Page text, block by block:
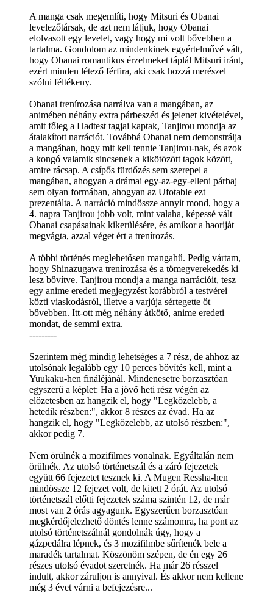
A manga csak megemlíti, hogy Mitsuri és Obanai
levelezőtársak, de azt nem látjuk, hogy Obanai
elolvasott egy levelet, vagy hogy mi volt bővebben a
tartalma. Gondolom az mindenkinek egyértelművé vált,
hogy Obanai romantikus érzelmeket táplál Mitsuri iránt,
ezért minden létező férfira, aki csak hozzá merészel
szólni féltékeny.
Obanai trenírozása narrálva van a mangában, az
animében néhány extra párbeszéd és jelenet kivételével,
amit főleg a Hadtest tagjai kaptak, Tanjirou mondja az
átalakított narrációt. Továbbá Obanai nem demonstrálja
a mangában, hogy mit kell tennie Tanjirou-nak, és azok
a kongó valamik sincsenek a kikötözött tagok között,
amire rácsap. A csípős fürdőzés sem szerepel a
mangában, ahogyan a drámai egy-az-egy-elleni párbaj
sem olyan formában, ahogyan az Ufotable ezt
prezentálta. A narráció mindössze annyit mond, hogy a
4. napra Tanjirou jobb volt, mint valaha, képessé vált
Obanai csapásainak kikerülésére, és amikor a haoriját
megvágta, azzal véget ért a trenírozás.
A többi történés meglehetősen mangahű. Pedig vártam,
hogy Shinazugawa trenírozása és a tömegverekedés ki
lesz bővítve. Tanjirou mondja a manga narrációit, tesz
egy anime eredeti megjegyzést korábbról a testvérei
közti viaskodásról, illetve a varjúja sértegette őt
bővebben. Itt-ott még néhány átkötő, anime eredeti
mondat, de semmi extra.
---------
Szerintem még mindig lehetséges a 7 rész, de ahhoz az
utolsónak legalább egy 10 perces bővítés kell, mint a
Yuukaku-hen fináléjánál. Mindenesetre borzasztóan
egyszerű a képlet: Ha a jövő heti rész végén az
előzetesben az hangzik el, hogy "Legközelebb, a
hetedik részben:", akkor 8 részes az évad. Ha az
hangzik el, hogy "Legközelebb, az utolsó részben:",
akkor pedig 7.
Nem örülnék a mozifilmes vonalnak. Egyáltalán nem
örülnék. Az utolsó történetszál és a záró fejezetek
együtt 66 fejezetet tesznek ki. A Mugen Ressha-hen
mindössze 12 fejezet volt, de kitett 2 órát. Az utolsó
történetszál előtti fejezetek száma szintén 12, de már
most van 2 órás agyagunk. Egyszerűen borzasztóan
megkérdőjelezhető döntés lenne számomra, ha pont az
utolsó történetszálnál gondolnák úgy, hogy a
gázpedálra lépnek, és 3 mozifilmbe sűrítenék bele a
maradék tartalmat. Köszönöm szépen, de én egy 26
részes utolsó évadot szeretnék. Ha már 26 résszel
indult, akkor záruljon is annyival. És akkor nem kellene
még 3 évet várni a befejezésre...